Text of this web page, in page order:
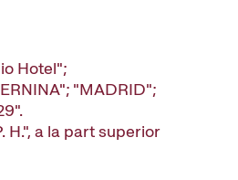
Hotel";
"MADRID";
H.", a la part superior